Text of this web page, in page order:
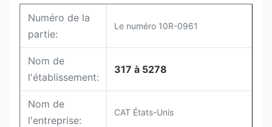
Numéro de la
partie:
Le numéro 10R-0961
Nom de
l'établissement:
317 à 5278
Nom de
l'entreprise:
CAT États-Unis